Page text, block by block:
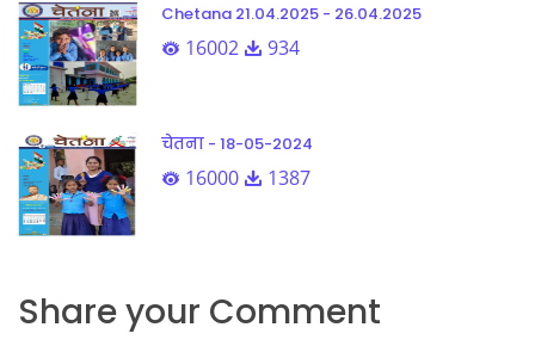
Chetana 21.04.2025 - 26.04.2025
16002 934
चेतना - 18-05-2024
16000 1387
Share your Comment